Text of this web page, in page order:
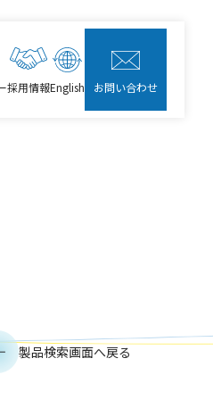
採用情報English お問い合わせ
製品検索画面へ戻る